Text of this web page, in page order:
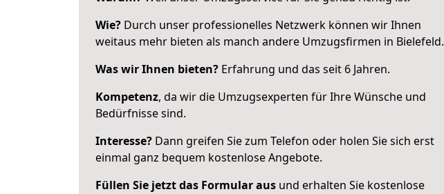
Wie? Durch unser professionelles Netzwerk können wir Ihnen
weitaus mehr bieten als manch andere Umzugsfirmen in Bielefeld.
Was wir Ihnen bieten? Erfahrung und das seit 6 Jahren.
Kompetenz, da wir die Umzugsexperten für Ihre Wünsche und
Bedürfnisse sind.
Interesse? Dann greifen Sie zum Telefon oder holen Sie sich erst
einmal ganz bequem kostenlose Angebote.
Füllen Sie jetzt das Formular aus und erhalten Sie kostenlose